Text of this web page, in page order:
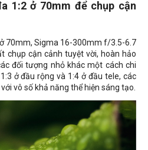
1:2 ở 70mm để chụp cận
70mm, Sigma 16-300mm f/3.5-6.7
chụp cận cảnh tuyệt vời, hoàn hảo
đối tượng nhỏ khác một cách chi
ở đầu rộng và 1:4 ở đầu tele, các
vô số khả năng thể hiện sáng tạo.